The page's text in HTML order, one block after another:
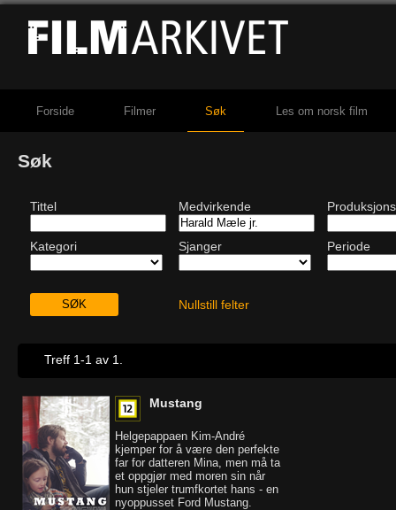
Forside Filmer Søk Les om norsk film
Søk
Tittel Medvirkende
Kategori Sjanger Periode
Nullstill felter
Treff 1-1 av 1.
Mustang
Helgepappaen Kim-André
kjemper for å være den perfekte
far for datteren Mina, men må ta
et oppgjør med moren sin når
hun stjeler trumfkortet hans - en
nyoppusset Ford Mustang.